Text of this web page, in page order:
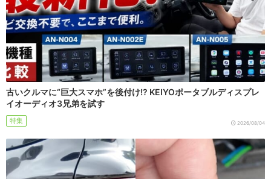
古いクルマに“巨大スマホ”を後付け!? KEIYOポータブルディスプレ
イオーディオ3兄弟を試す
特集 2026/08/04